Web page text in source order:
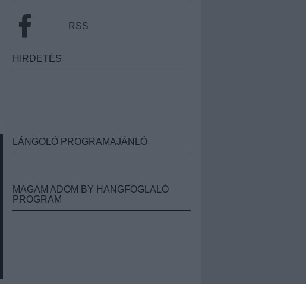
RSS
HIRDETÉS
LÁNGOLÓ PROGRAMAJÁNLÓ
MAGAM ADOM BY HANGFOGLALÓ
PROGRAM